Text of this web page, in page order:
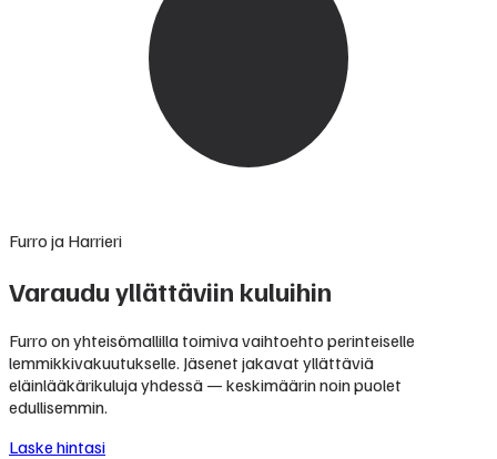
Furro ja Harrieri
Varaudu yllättäviin kuluihin
Furro on yhteisömallilla toimiva vaihtoehto perinteiselle
lemmikkivakuutukselle. Jäsenet jakavat yllättäviä
eläinlääkärikuluja yhdessä — keskimäärin noin puolet
edullisemmin.
Laske hintasi